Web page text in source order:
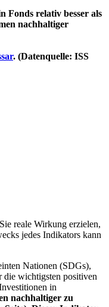
Fonds relativ besser als
nachhaltiger
. (Datenquelle: ISS
reale Wirkung erzielen,
jedes Indikators kann
Nationen (SDGs),
die wichtigsten positiven
in
nachhaltiger zu